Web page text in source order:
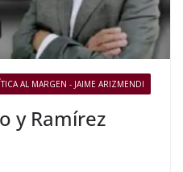
AL MARGEN - JAIME ARIZMENDI
y Ramírez